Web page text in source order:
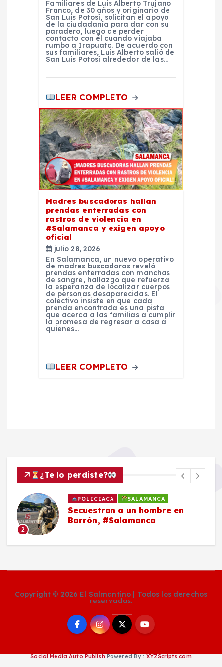
Familiares de Luis Alberto Trujano
Franco, de 30 años y originario de
San Luis Potosí, solicitan el apoyo
de la ciudadanía para dar con su
paradero, luego de perder
contacto con él cuando viajaba
rumbo a Irapuato. De acuerdo con
sus familiares, Luis Alberto salió de
San Luis Potosí alrededor de las…
LEER COMPLETO
Madres buscadoras hallan
prendas enterradas con
rastros de violencia en
#Salamanca y exigen apoyo
oficial
julio 28, 2026
En Salamanca, un nuevo operativo
de madres buscadoras reveló
prendas enterradas con manchas
de sangre, hallazgo que refuerza
la esperanza de localizar cuerpos
de personas desaparecidas. El
colectivo insiste en que cada
prenda encontrada es una pista
que acerca a las familias a cumplir
la promesa de regresar a casa a
quienes…
LEER COMPLETO
¿Te lo perdiste?
2
POLICIACA SALAMANCA
Secuestran a un hombre en
Barrón, #Salamanca
Copyright © 2026 El Salmantino | Todos los derechos
reservados.
Social Media Auto Publish Powered By : XYZScripts.com